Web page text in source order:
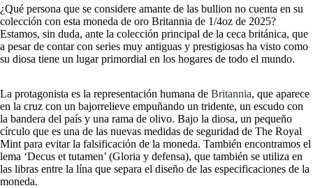
¿Qué persona que se considere amante de las bullion no cuenta en su
colección con esta moneda de oro Britannia de 1/4oz de 2025?
Estamos, sin duda, ante la colección principal de la ceca británica, que
a pesar de contar con series muy antiguas y prestigiosas ha visto como
su diosa tiene un lugar primordial en los hogares de todo el mundo.
La protagonista es la representación humana de Britannia, que aparece
en la cruz con un bajorrelieve empuñando un tridente, un escudo con
la bandera del país y una rama de olivo. Bajo la diosa, un pequeño
círculo que es una de las nuevas medidas de seguridad de The Royal
Mint para evitar la falsificación de la moneda. También encontramos el
lema ‘Decus et tutamen’ (Gloria y defensa), que también se utiliza en
las libras entre la lína que separa el diseño de las especificaciones de la
moneda.